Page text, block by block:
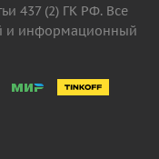
437 (2) ГК РФ. Все
и информационный